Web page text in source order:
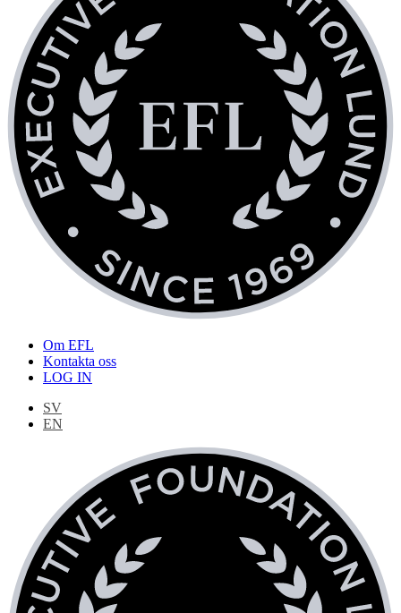
Om EFL
Kontakta oss
LOG IN
SV
EN